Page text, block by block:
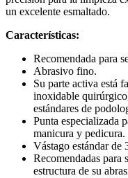
un excelente esmaltado.
Características:
Recomendada para
Abrasivo fino.
Su parte activa está
inoxidable
estándares de
Punta especializada
manicura y pedicura.
Vástago estándar de
Recomendadas para
estructura de su